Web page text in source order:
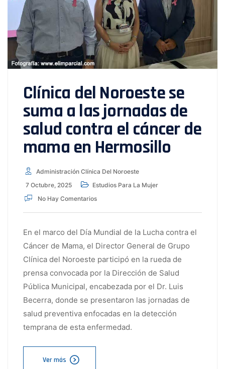
Clínica del Noroeste se
suma a las jornadas de
salud contra el cáncer de
mama en Hermosillo
Administración Clínica Del Noroeste
7 Octubre, 2025
Estudios Para La Mujer
No Hay Comentarios
En el marco del Día Mundial de la Lucha contra el
Cáncer de Mama, el Director General de Grupo
Clínica del Noroeste participó en la rueda de
prensa convocada por la Dirección de Salud
Pública Municipal, encabezada por el Dr. Luis
Becerra, donde se presentaron las jornadas de
salud preventiva enfocadas en la detección
temprana de esta enfermedad.
Ver más